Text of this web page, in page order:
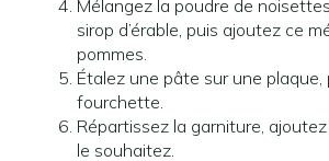
Mélangez la poudre de
sirop d’érable, puis ajoutez ce
pommes.
Étalez une pâte sur une plaque,
fourchette.
Répartissez la garniture,
le souhaitez.